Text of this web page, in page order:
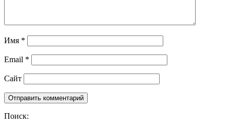
Имя *
Email *
Сайт
Поиск: